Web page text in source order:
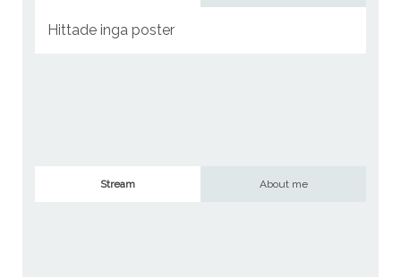
Hittade inga poster
Stream About me